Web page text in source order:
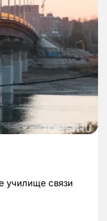
училище связи